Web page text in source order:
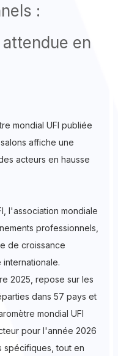
:
en
affiche une
acteurs en hausse
l'association mondiale
professionnels,
de croissance
2025, repose sur les
dans 57 pays et
mondial UFI
pour l'année 2026
spécifiques, tout en